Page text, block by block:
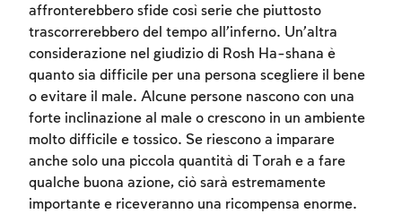
affronterebbero sfide così serie che piuttosto
trascorrerebbero del tempo all’inferno. Un’altra
considerazione nel giudizio di Rosh Ha-shana è
quanto sia difficile per una persona scegliere il bene
o evitare il male. Alcune persone nascono con una
forte inclinazione al male o crescono in un ambiente
molto difficile e tossico. Se riescono a imparare
anche solo una piccola quantità di Torah e a fare
qualche buona azione, ciò sarà estremamente
importante e riceveranno una ricompensa enorme.